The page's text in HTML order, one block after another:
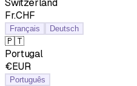
Switzerland
Fr.CHF
Français Deutsch
🇵🇹
Portugal
€EUR
Português